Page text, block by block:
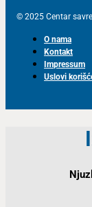
© 2025 Centar
O nama
Kontakt
Impressum
Uslovi